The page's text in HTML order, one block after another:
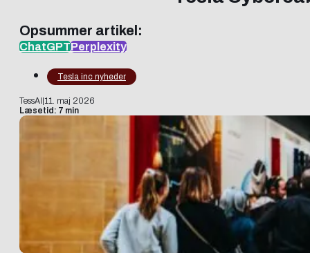
Opsummer artikel:
ChatGPTPerplexity
Tesla inc nyheder
TessAI 11. maj 2026
Læsetid: 7 min